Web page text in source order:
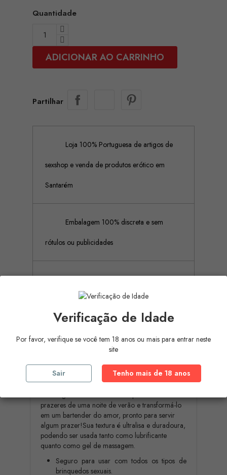
Quantidade
ADICIONAR AO CARRINHO
Partilhar
Loja 100% Portuguesa de artigos de
sexshop e venda de produtos erótico em
Santarém
Embalagem 100% discreta e sem
rótulos ou publicidades
pagamento por referência Multibanco, Mbway
e cartões de crédito)
Descrição Detalhes do produto
Sua fragrância sensual irá transportá-lo aos
prazeres de uma noite de verão e transformá-lo
em um bartender do amor, pronto para servir
algum prazer!Sua textura é ultralisa e duradoura,
podendo ser usada tanto como lubrificante
quanto como gel de massagem.
Seguro para usar com todos os tipos de
brinquedos sexuais.
Verificação de Idade
Por favor, verifique se você tem 18 anos ou mais para entrar neste
site
Sair Tenho mais de 18 anos